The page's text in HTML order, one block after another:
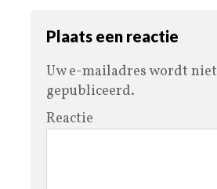
Plaats een reactie
Uw e-mailadres wordt niet
gepubliceerd.
Reactie